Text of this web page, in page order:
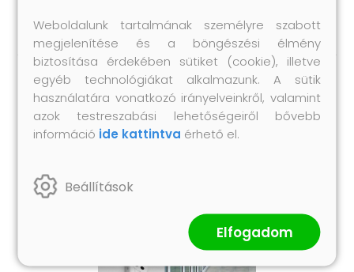
Hasonló termékek
Weboldalunk tartalmának személyre szabott
megjelenítése és a böngészési élmény
biztosítása érdekében sütiket (cookie), illetve
egyéb technológiákat alkalmazunk. A sütik
használatára vonatkozó irányelveinkről, valamint
azok testreszabási lehetőségeiről bővebb
információ ide kattintva érhető el.
Beállítások
Elfogadom